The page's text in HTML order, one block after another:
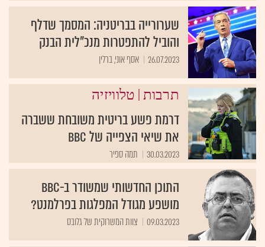
שערורייה בבריטניה: המסמך שדלף
והוביל להתפטרות מנכ"לית הבנק
26.07.2023 אסף אוני, ברלין
תרבות | טלוויזיה
דרמת פשע בריטית משובחת ששברה
את שיאי הצפייה של BBC
30.03.2023 תמה ספיר
התוכן החדשותי שמשודר ב-BBC
מושפע מגודל המפלגות בפרלמנט?
09.03.2023 צוות המשרוקית של גלובס